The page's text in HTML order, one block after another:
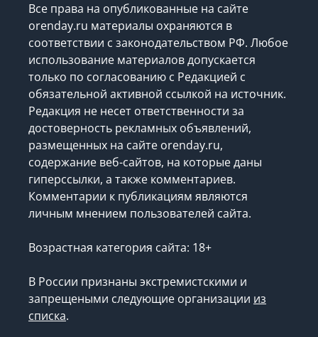
Все права на опубликованные на сайте
orenday.ru материалы охраняются в
соответствии с законодательством РФ. Любое
использование материалов допускается
только по согласованию с Редакцией с
обязательной активной ссылкой на источник.
Редакция не несет ответственности за
достоверность рекламных объявлений,
размещенных на сайте orenday.ru,
содержание веб-сайтов, на которые даны
гиперссылки, а также комментариев.
Комментарии к публикациям являются
личным мнением пользователей сайта.
Возрастная категория сайта: 18+
В России признаны экстремистскими и
запрещеными следующие организации из
списка.